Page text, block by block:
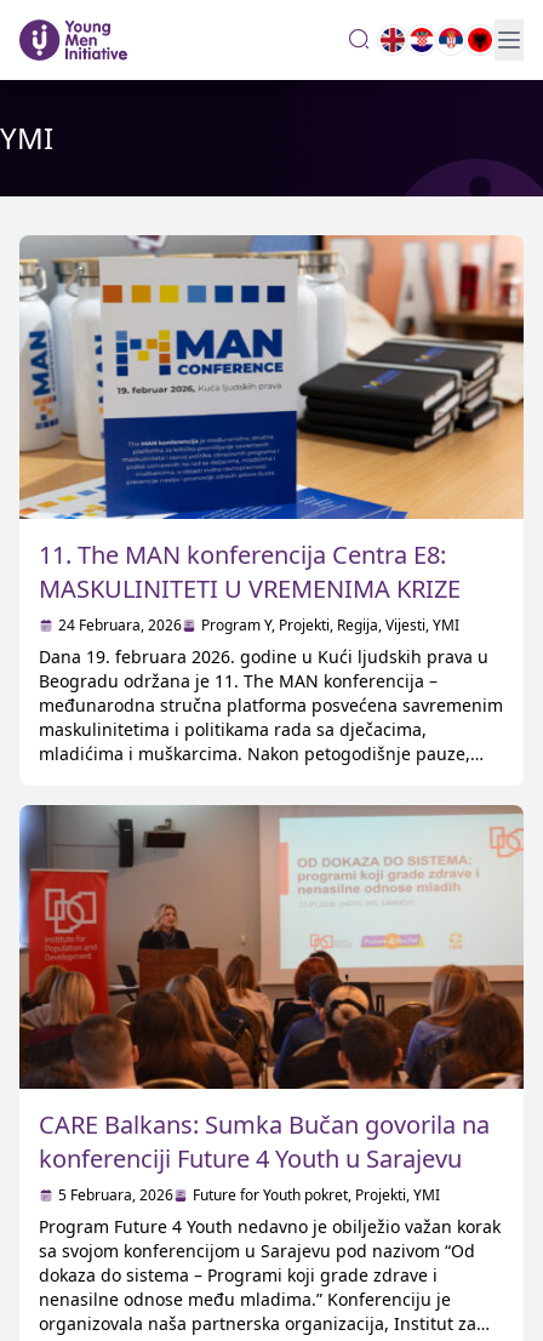
search
YMI
11. The MAN konferencija Centra E8:
MASKULINITETI U VREMENIMA KRIZE
24 Februara, 2026 Program Y, Projekti, Regija,Vijesti,YMI
Dana 19. februara 2026. godine u Kući ljudskih prava u
Beogradu održana je 11. The MAN konferencija –
međunarodna stručna platforma posvećena savremenim
maskulinitetima i politikama rada sa dječacima,
mladićima i muškarcima. Nakon petogodišnje pauze,
mreža Inicijativa mladića -YMI, uz podršku CARE
Balkans. Konferenciju su otvorili Sara […]
CARE Balkans: Sumka Bučan govorila na
konferenciji Future 4 Youth u Sarajevu
5 Februara, 2026 Future for Youth pokret, Projekti,YMI
Program Future 4 Youth nedavno je obilježio važan korak
sa svojom konferencijom u Sarajevu pod nazivom “Od
dokaza do sistema – Programi koji grade zdrave i
nenasilne odnose među mladima.” Konferenciju je
organizovala naša partnerska organizacija, Institut za